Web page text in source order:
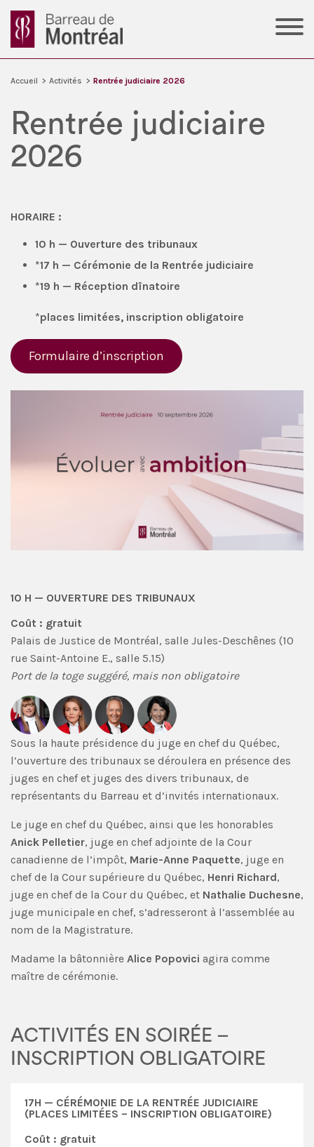
Accueil > Activités > Rentrée judiciaire 2026
Rentrée judiciaire
2026
HORAIRE :
10 h — Ouverture des tribunaux
*17 h — Cérémonie de la Rentrée judiciaire
*19 h — Réception dînatoire
*places limitées, inscription obligatoire
Formulaire d’inscription
10 H — OUVERTURE DES TRIBUNAUX
Coût : gratuit
Palais de Justice de Montréal, salle Jules-Deschênes (10
rue Saint-Antoine E., salle 5.15)
Port de la toge suggéré, mais non obligatoire
Sous la haute présidence du juge en chef du Québec,
l’ouverture des tribunaux se déroulera en présence des
juges en chef et juges des divers tribunaux, de
représentants du Barreau et d’invités internationaux.
Le juge en chef du Québec, ainsi que les honorables
Anick Pelletier, juge en chef adjointe de la Cour
canadienne de l’impôt, Marie-Anne Paquette, juge en
chef de la Cour supérieure du Québec, Henri Richard,
juge en chef de la Cour du Québec, et Nathalie Duchesne,
juge municipale en chef, s’adresseront à l’assemblée au
nom de la Magistrature.
Madame la bâtonnière Alice Popovici agira comme
maître de cérémonie.
ACTIVITÉS EN SOIRÉE –
INSCRIPTION OBLIGATOIRE
17H — CÉRÉMONIE DE LA RENTRÉE JUDICIAIRE
(PLACES LIMITÉES – INSCRIPTION OBLIGATOIRE)
Coût : gratuit